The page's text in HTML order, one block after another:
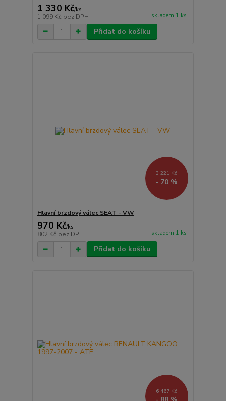
1 330 Kč/ks
1 099 Kč bez DPH skladem 1 ks
Přidat do košíku
3 221 Kč
- 70 %
Hlavní brzdový válec SEAT - VW
970 Kč/ks
802 Kč bez DPH skladem 1 ks
Přidat do košíku
6 467 Kč